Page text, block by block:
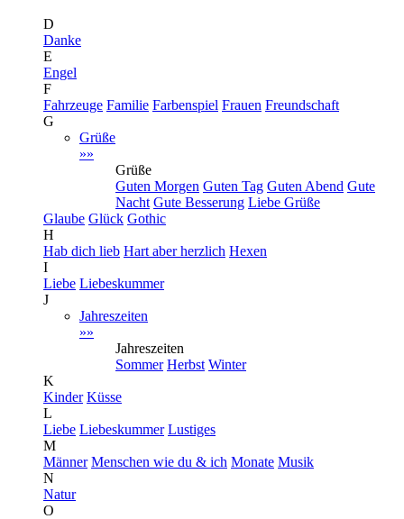
D
Danke
E
Engel
F
Fahrzeuge Familie Farbenspiel Frauen Freundschaft
G
Grüße
»»
Grüße
Guten Morgen Guten Tag Guten Abend Gute
Nacht Gute Besserung Liebe Grüße
Glaube Glück Gothic
H
Hab dich lieb Hart aber herzlich Hexen
I
Liebe Liebeskummer
J
Jahreszeiten
»»
Jahreszeiten
Sommer Herbst Winter
K
Kinder Küsse
L
Liebe Liebeskummer Lustiges
M
Männer Menschen wie du & ich Monate Musik
N
Natur
O